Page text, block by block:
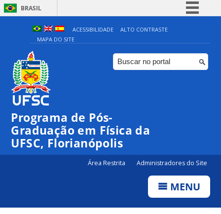
BRASIL
Simplifique!
Comunica BR
Participe
ACESSIBILIDADE
ALTO CONTRASTE
MAPA DO SITE
Programa de Pós-
Graduação em Física da
UFSC, Florianópolis
Área Restrita Administradores do Site
MENU